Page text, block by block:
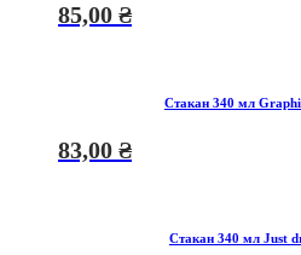
85,00 ₴
Стакан 340 мл
83,00 ₴
Стакан 340 мл Just